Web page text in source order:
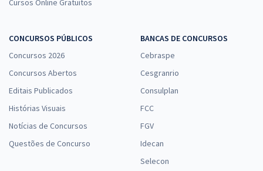
Cursos Online Gratuitos
CONCURSOS PÚBLICOS
Concursos 2026
Concursos Abertos
Editais Publicados
Histórias Visuais
Notícias de Concursos
Questões de Concurso
BANCAS DE CONCURSOS
Cebraspe
Cesgranrio
Consulplan
FCC
FGV
Idecan
Selecon